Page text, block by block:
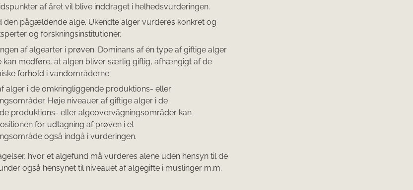
af året vil blive inddraget i helhedsvurderingen.
den pågældende alge. Ukendte alger vurderes konkret og
og forskningsinstitutioner.
af algearter i prøven. Dominans af én type af giftige alger
kan medføre, at algen bliver særlig giftig, afhængigt af de
forhold i vandområderne.
alger i de omkringliggende produktions- eller
Høje niveauer af giftige alger i de
produktions- eller algeovervågningsområder kan
for udtagning af prøven i et
også indgå i vurderingen.
hvor et algefund må vurderes alene uden hensyn til de
også hensynet til niveauet af algegifte i muslinger m.m.